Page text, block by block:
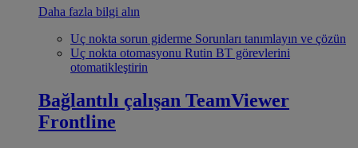
Daha fazla bilgi alın
Uç nokta sorun giderme Sorunları tanımlayın ve çözün
Uç nokta otomasyonu Rutin BT görevlerini
otomatikleştirin
Bağlantılı çalışan TeamViewer
Frontline